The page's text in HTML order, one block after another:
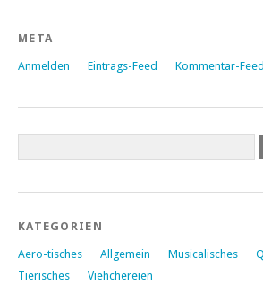
META
Anmelden Eintrags-Feed Kommentar-Feed
KATEGORIEN
Aero-tisches Allgemein Musicalisches
Tierisches
Viehchereien